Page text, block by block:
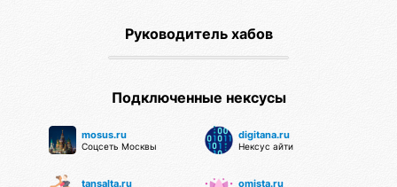
Руководитель хабов
Создание крепкой семьи
Подключенные нексусы
mosus.ru
Соцсеть Москвы
digitana.ru
Нексус айти
tansalta.ru omista.ru